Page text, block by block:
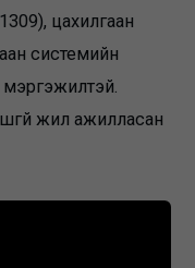
цахилгаан
системийн
жил ажилласан